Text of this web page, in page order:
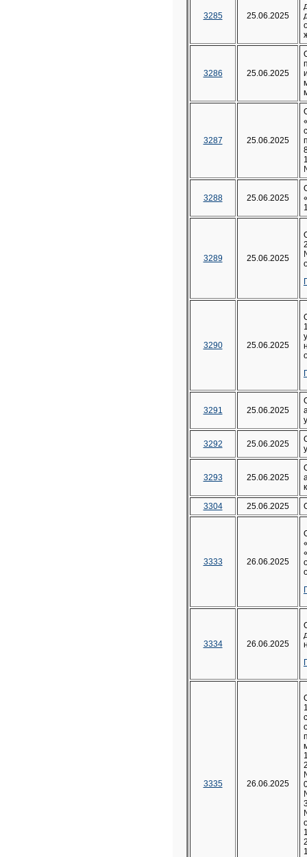
3285 25.06.2025
3286 25.06.2025
3287 25.06.2025
3288 25.06.2025
3289 25.06.2025
3290 25.06.2025
3291 25.06.2025
3292 25.06.2025
3293 25.06.2025
3304
25.06.2025
3333 26.06.2025
3334 26.06.2025
3335 26.06.2025